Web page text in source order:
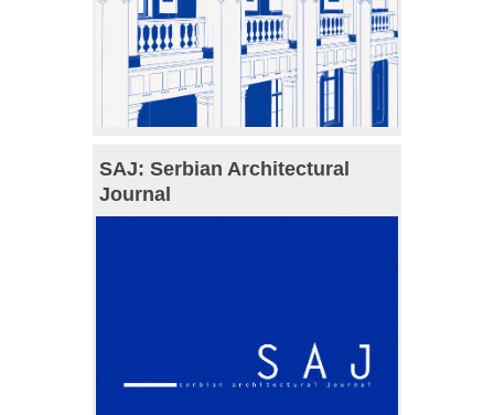
SAJ: Serbian Architectural
Journal